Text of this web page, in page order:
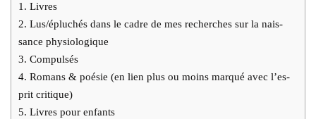
1. Livres
2. Lus/épluchés dans le cadre de mes recherches sur la nais­
sance phy­sio­lo­gique
3. Com­pul­sés
4. Romans & poé­sie (en lien plus ou moins mar­qué avec l’es­
prit cri­tique)
5. Livres pour enfants